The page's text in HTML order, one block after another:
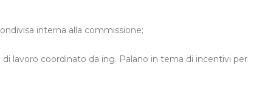
interna alla commissione;
lavoro coordinato da ing. Palano in tema di incentivi per